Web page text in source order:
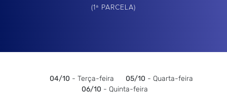
(1ª PARCELA)
04/10 - Terça-feira 05/10 - Quarta-feira
06/10 - Quinta-feira